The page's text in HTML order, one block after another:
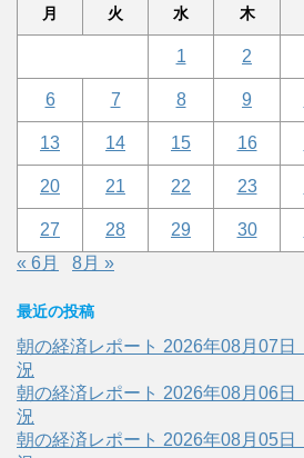
月 火 水 木
1 2
6 7 8 9
13 14 15 16
20 21 22 23
27 28 29 30
« 6月
8月 »
最近の投稿
朝の経済レポート 2026年08月07日
況
朝の経済レポート 2026年08月06日
況
朝の経済レポート 2026年08月05日